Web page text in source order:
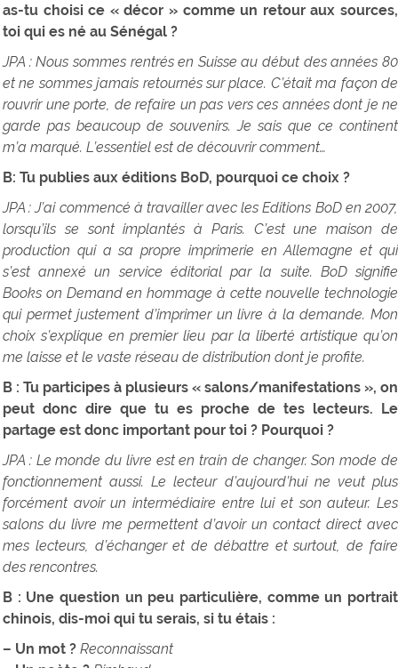
as-tu choisi ce « décor » comme un retour aux sources,
toi qui es né au Sénégal ?
JPA : Nous sommes rentrés en Suisse au début des années 80
et ne sommes jamais retournés sur place. C’était ma façon de
rouvrir une porte, de refaire un pas vers ces années dont je ne
garde pas beaucoup de souvenirs. Je sais que ce continent
m’a marqué. L’essentiel est de découvrir comment…
B: Tu publies aux éditions BoD, pourquoi ce choix ?
JPA : J’ai commencé à travailler avec les Editions BoD en 2007,
lorsqu’ils se sont implantés à Paris. C’est une maison de
production qui a sa propre imprimerie en Allemagne et qui
s’est annexé un service éditorial par la suite. BoD signifie
Books on Demand en hommage à cette nouvelle technologie
qui permet justement d’imprimer un livre à la demande. Mon
choix s’explique en premier lieu par la liberté artistique qu’on
me laisse et le vaste réseau de distribution dont je profite.
B : Tu participes à plusieurs « salons/manifestations », on
peut donc dire que tu es proche de tes lecteurs. Le
partage est donc important pour toi ? Pourquoi ?
JPA : Le monde du livre est en train de changer. Son mode de
fonctionnement aussi. Le lecteur d’aujourd’hui ne veut plus
forcément avoir un intermédiaire entre lui et son auteur. Les
salons du livre me permettent d’avoir un contact direct avec
mes lecteurs, d’échanger et de débattre et surtout, de faire
des rencontres.
B : Une question un peu particulière, comme un portrait
chinois, dis-moi qui tu serais, si tu étais :
– Un mot ? Reconnaissant